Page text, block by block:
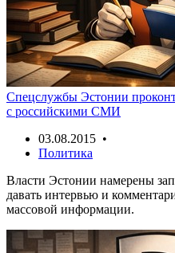
Спецслужбы Эстонии
с российскими СМИ
03.08.2015 •
Политика
Власти Эстонии намерены
давать интервью и
массовой информации.